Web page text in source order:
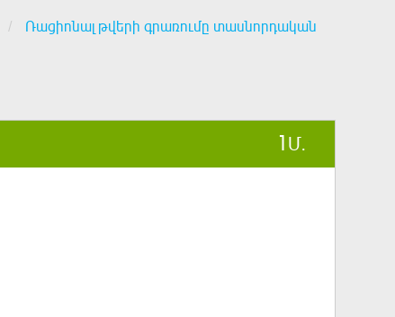
Ռացիոնալ թվերի գրառումը տասնորդական
1 Մ.